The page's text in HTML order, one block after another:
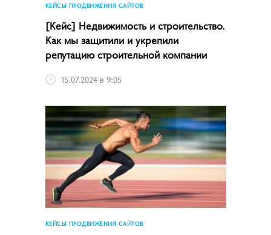
КЕЙСЫ ПРОДВИЖЕНИЯ САЙТОВ
[Кейс] Недвижимость и строительство.
Как мы защитили и укрепили
репутацию строительной компании
15.07.2024 в 9:05
КЕЙСЫ ПРОДВИЖЕНИЯ САЙТОВ